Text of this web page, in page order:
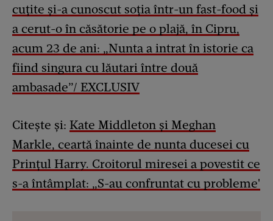
cuțite și-a cunoscut soția într-un fast-food și
a cerut-o în căsătorie pe o plajă, în Cipru,
acum 23 de ani: „Nunta a intrat în istorie ca
fiind singura cu lăutari între două
ambasade”/ EXCLUSIV
Citește și: Kate Middleton și Meghan
Markle, ceartă înainte de nunta ducesei cu
Prințul Harry. Croitorul miresei a povestit ce
s-a întâmplat: „S-au confruntat cu probleme'